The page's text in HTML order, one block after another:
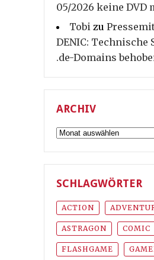
05/2026 keine DVD
Tobi zu
DENIC: Technische
.de-Domains
ARCHIV
Archiv
SCHLAGWÖRTER
ACTION
ASTRAGON COMIC
FLASHGAME